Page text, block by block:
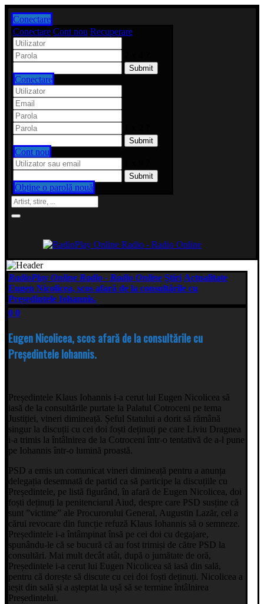
Conectare
Conectare Cont nou Recuperare
Conectare
Cont nou
Obține o parolă nouă
RadioPlay Online Radio - Radio Online Știri Actualitate
Eugen Nicolicea, scos afară de la consultările cu
Președintele Iohannis.
0 0
Eugen Nicolicea, scos afară de la consultările cu
Președintele Iohannis.
Președintele Klaus Iohannis i-a cerut lui Eugen Nicolicea să
iasă de la consultările purtate la Palatul Cotroceni pe tema
Justiției, vineri dimineață. Șeful Statului a dorit să rămână
singur la discuții cu cei doi foști deținuți pe care Liviu Dragnea
i-a trimis la întâlnirea de la Cotroceni într-o tentativă de a-l pune
pe Iohannis într-o lumină proastă.
PSD a emis un comunicat vineri dimineață pentru a anunța
delegația desemnată de partid ca să participe la discuțiile cu
Președintele, pe listă figurând, în afară de Eugen Nicolicea, doi
foști deținuți la penitenciarul Aiud, despre care PSD susține că
sunt ”victime” ale Procurorului General, Augustin Lazăr, cel a
cărui revocare din funcție refuză Klaus Iohannis să o semneze.
Președintele i-a întâmpinat însă pe cei doi cu degajare,
spunându-le că se bucură că au fost trimiși de către PSD la
consultări. Mai mult decât atât, după o jumătate de oră,
Președintele i-a cerut lui Eugen Nicolicea să iasă din sală,
pentru că dorește să discute cu cei doi foști deținuți. Nicolicea a
ieșit din sală și a așteptat la ușă să se termine întâlnirea
Președintelui.